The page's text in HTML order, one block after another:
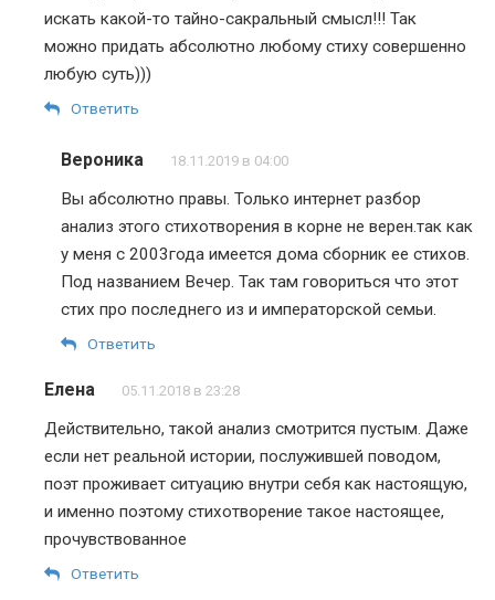
искать какой-то тайно-сакральный смысл!!! Так
можно придать абсолютно любому стиху совершенно
любую суть)))
Ответить
Вероника 18.11.2019 в 04:00
Вы абсолютно правы. Только интернет разбор
анализ этого стихотворения в корне не верен.так как
у меня с 2003года имеется дома сборник ее стихов.
Под названием Вечер. Так там говориться что этот
стих про последнего из и императорской семьи.
Ответить
Елена 05.11.2018 в 23:28
Действительно, такой анализ смотрится пустым. Даже
если нет реальной истории, послужившей поводом,
поэт проживает ситуацию внутри себя как настоящую,
и именно поэтому стихотворение такое настоящее,
прочувствованное
Ответить